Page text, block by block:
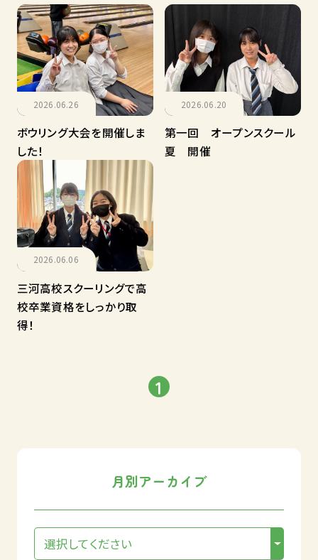
て
教職員募集について
中学校の先生方へ
上級学校説明会・無料講座
在校生の保護者の方へ
保護者の声
2026.06.26
ボウリング大会を開催しま
した！
2026.06.20
第一回 オープンスクール
夏 開催
2026.06.06
三河高校スクーリングで高
校卒業資格をしっかり取
得！
1
月別アーカイブ